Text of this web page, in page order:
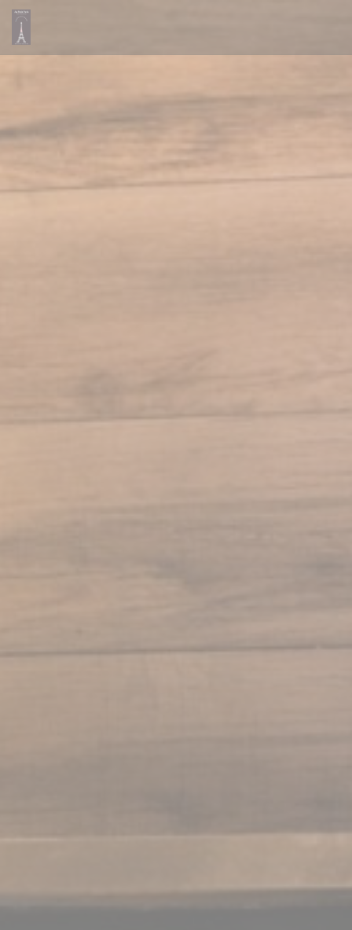
Personalizzazione delle tue scelte sui cookie